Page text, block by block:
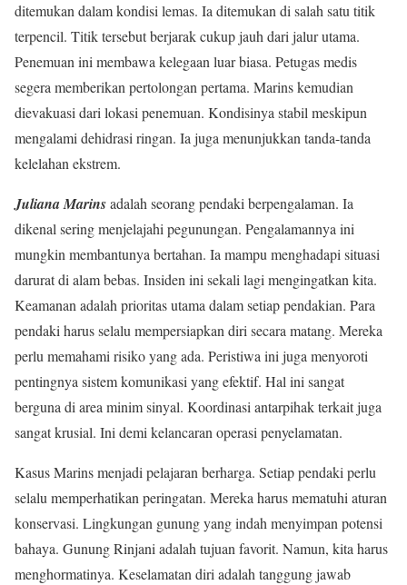
ditemukan dalam kondisi lemas. Ia ditemukan di salah satu titik
terpencil. Titik tersebut berjarak cukup jauh dari jalur utama.
Penemuan ini membawa kelegaan luar biasa. Petugas medis
segera memberikan pertolongan pertama. Marins kemudian
dievakuasi dari lokasi penemuan. Kondisinya stabil meskipun
mengalami dehidrasi ringan. Ia juga menunjukkan tanda-tanda
kelelahan ekstrem.
Juliana Marinsadalah seorang pendaki berpengalaman. Ia
dikenal sering menjelajahi pegunungan. Pengalamannya ini
mungkin membantunya bertahan. Ia mampu menghadapi situasi
darurat di alam bebas. Insiden ini sekali lagi mengingatkan kita.
Keamanan adalah prioritas utama dalam setiap pendakian. Para
pendaki harus selalu mempersiapkan diri secara matang. Mereka
perlu memahami risiko yang ada. Peristiwa ini juga menyoroti
pentingnya sistem komunikasi yang efektif. Hal ini sangat
berguna di area minim sinyal. Koordinasi antarpihak terkait juga
sangat krusial. Ini demi kelancaran operasi penyelamatan.
Kasus Marins menjadi pelajaran berharga. Setiap pendaki perlu
selalu memperhatikan peringatan. Mereka harus mematuhi aturan
konservasi. Lingkungan gunung yang indah menyimpan potensi
bahaya. Gunung Rinjani adalah tujuan favorit. Namun, kita harus
menghormatinya. Keselamatan diri adalah tanggung jawab